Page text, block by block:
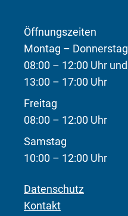
Öffnungszeiten
Montag – Donnerstag
08:00 – 12:00 Uhr und
13:00 – 17:00 Uhr
Freitag
08:00 – 12:00 Uhr
Samstag
10:00 – 12:00 Uhr
Datenschutz
Kontakt